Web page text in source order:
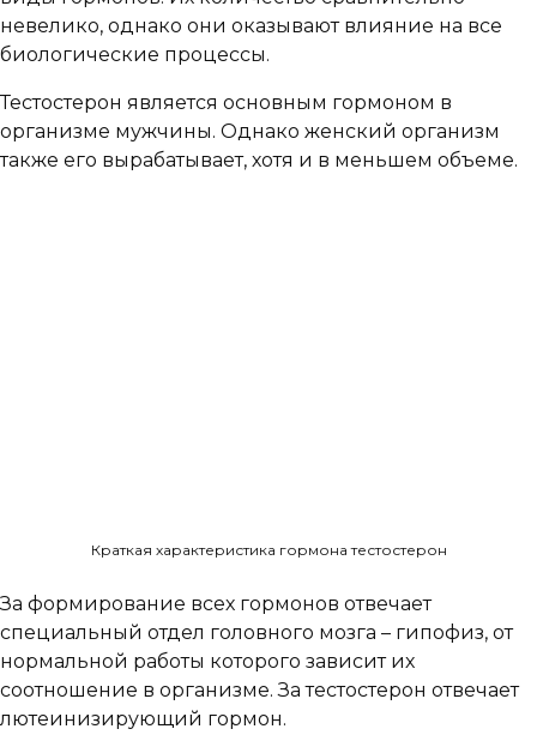
невелико, однако они оказывают влияние на все
биологические процессы.
Тестостерон является основным гормоном в
организме мужчины. Однако женский организм
также его вырабатывает, хотя и в меньшем объеме.
Краткая характеристика гормона тестостерон
За формирование всех гормонов отвечает
специальный отдел головного мозга – гипофиз, от
нормальной работы которого зависит их
соотношение в организме. За тестостерон отвечает
лютеинизирующий гормон.